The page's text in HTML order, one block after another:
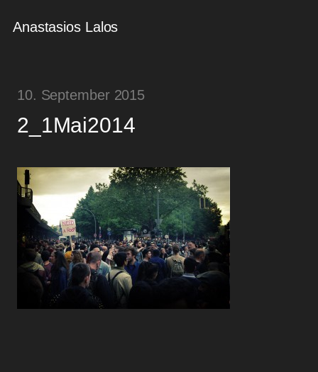
Anastasios Lalos
10. September 2015
2_1Mai2014